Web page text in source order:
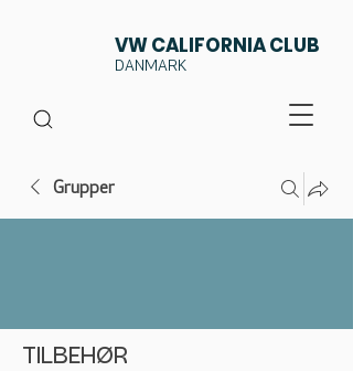
VW CALIFORNIA CLUB
DANMARK
Grupper
TILBEHØR